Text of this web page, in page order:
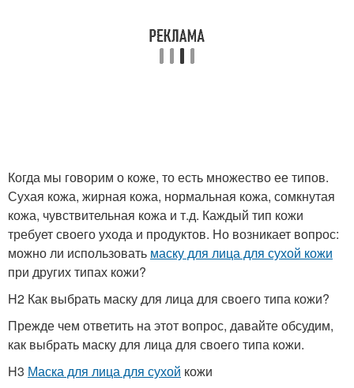
Когда мы говорим о коже, то есть множество ее типов.
Сухая кожа, жирная кожа, нормальная кожа, сомкнутая
кожа, чувствительная кожа и т.д. Каждый тип кожи
требует своего ухода и продуктов. Но возникает вопрос:
можно ли использовать маску для лица для сухой кожи
при других типах кожи?
H2 Как выбрать маску для лица для своего типа кожи?
Прежде чем ответить на этот вопрос, давайте обсудим,
как выбрать маску для лица для своего типа кожи.
H3 Маска для лица для сухой кожи